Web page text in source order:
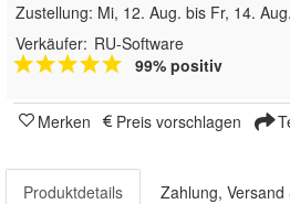
Zustellung: Mi, 12. Aug. bis Fr, 14. Aug.
Verkäufer: RU-Software
99% positiv
Merken Preis vorschlagen
Produktdetails Zahlung, Versand